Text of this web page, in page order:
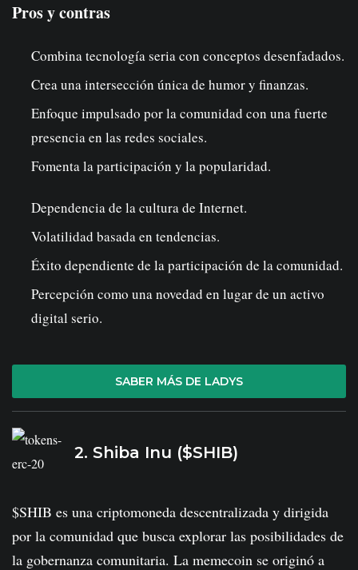
Pros y contras
Combina tecnología seria con conceptos desenfadados.
Crea una intersección única de humor y finanzas.
Enfoque impulsado por la comunidad con una fuerte
presencia en las redes sociales.
Fomenta la participación y la popularidad.
Dependencia de la cultura de Internet.
Volatilidad basada en tendencias.
Éxito dependiente de la participación de la comunidad.
Percepción como una novedad en lugar de un activo
digital serio.
SABER MÁS DE LADYS
2. Shiba Inu ($SHIB)
$SHIB es una criptomoneda descentralizada y dirigida
por la comunidad que busca explorar las posibilidades de
la gobernanza comunitaria. La memecoin se originó a